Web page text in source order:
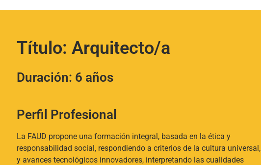
Título: Arquitecto/a​
Duración: 6 años​
Perfil Profesional
La FAUD propone una formación integral, basada en la ética y
responsabilidad social, respondiendo a criterios de la cultura universal,
y avances tecnológicos innovadores, interpretando las cualidades